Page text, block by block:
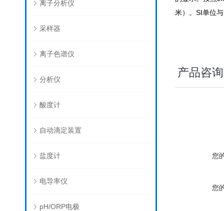
离子分析仪
采样器
离子色谱仪
分析仪
酸度计
自动滴定装置
盐度计
电导率仪
pH/ORP电极
米）。SI单位
产品咨询
您
您